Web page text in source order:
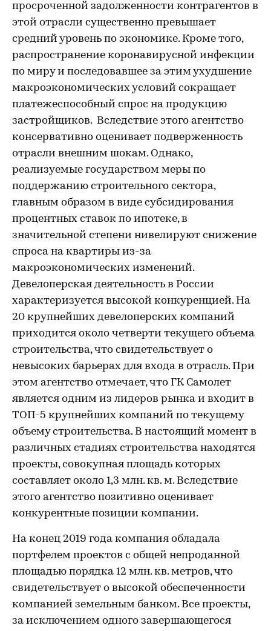
просроченной задолженности контрагентов в
этой отрасли существенно превышает
средний уровень по экономике. Кроме того,
распространение коронавирусной инфекции
по миру и последовавшее за этим ухудшение
макроэкономических условий сокращает
платежеспособный спрос на продукцию
застройщиков. Вследствие этого агентство
консервативно оценивает подверженность
отрасли внешним шокам. Однако,
реализуемые государством меры по
поддержанию строительного сектора,
главным образом в виде субсидирования
процентных ставок по ипотеке, в
значительной степени нивелируют снижение
спроса на квартиры из-за
макроэкономических изменений.
Девелоперская деятельность в России
характеризуется высокой конкуренцией. На
20 крупнейших девелоперских компаний
приходится около четверти текущего объема
строительства, что свидетельствует о
невысоких барьерах для входа в отрасль. При
этом агентство отмечает, что ГК Самолет
является одним из лидеров рынка и входит в
ТОП-5 крупнейших компаний по текущему
объему строительства. В настоящий момент в
различных стадиях строительства находятся
проекты, совокупная площадь которых
составляет около 1,3 млн. кв. м. Вследствие
этого агентство позитивно оценивает
конкурентные позиции компании.
На конец 2019 года компания обладала
портфелем проектов с общей непроданной
площадью порядка 12 млн. кв. метров, что
свидетельствует о высокой обеспеченности
компанией земельным банком. Все проекты,
за исключением одного завершающегося